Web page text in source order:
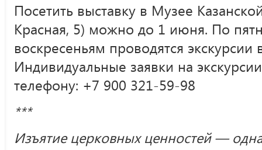
Посетить выставку в Музее
Красная, 5) можно до 1 июня. По
воскресеньям проводятся экскурсии
Индивидуальные заявки на
телефону: +7 900 321-59-98
***
Изъятие церковных ценностей —